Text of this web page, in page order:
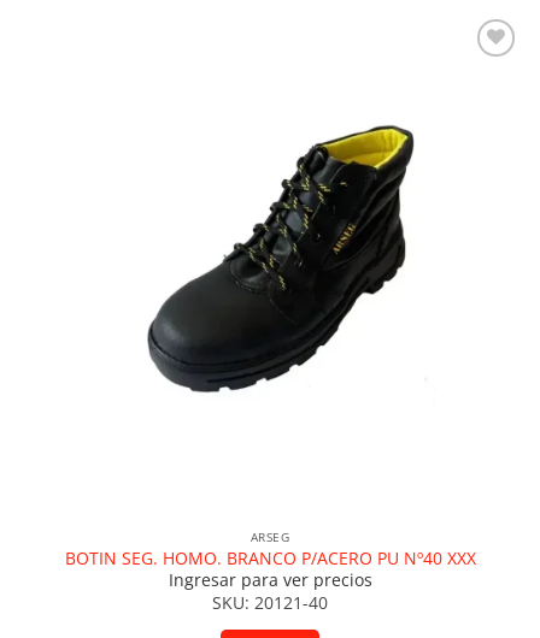
ARSEG
BOTIN SEG. HOMO. BRANCO P/ACERO PU Nº40 XXX
Ingresar para ver precios
SKU: 20121-40